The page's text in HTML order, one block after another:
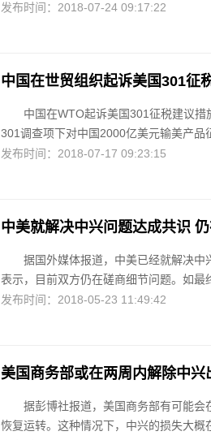
发布时间：2018-07-24 09:17:22
中国在世贸组织起诉美国301征
中国在WTO起诉美国301征税建议
301调查项下对中国2000亿美元输美产
发布时间：2018-07-17 09:23:15
中美就解决中兴问题达成共识
据国外媒体报道，中美已经就解决
表示，目前双方仍在磋商细节问题。如最
发布时间：2018-05-23 11:49:42
美国商务部或在两周内解除中兴
据彭博社报道，美国商务部有可能
恢复运转。这种情况下，中兴的损失大概